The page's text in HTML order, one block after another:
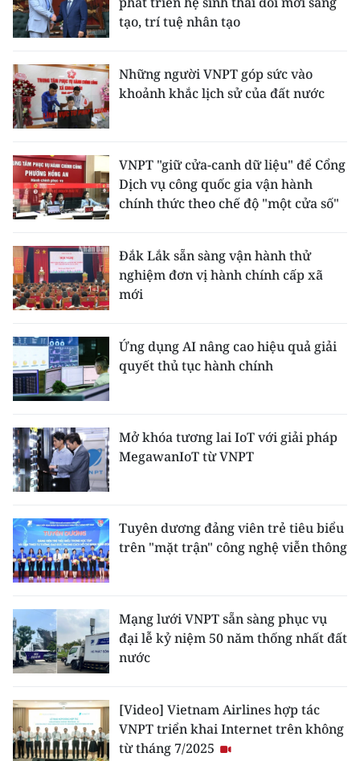
CHUYÊN ĐỀ
CÁC CHUYÊN TRANG
VỀ BÁO NHÂN DÂN
THỜI NAY
NHÂN DÂN CUỐI TUẦN
MUA BÁO
ENGLISH
FRANÇAIS
РУССКИЙ
ESPAÑOL
한국어
tạo, trí tuệ nhân tạo
Những người VNPT góp sức vào
khoảnh khắc lịch sử của đất nước
VNPT "giữ cửa-canh dữ liệu" để Cổng
Dịch vụ công quốc gia vận hành
chính thức theo chế độ "một cửa số"
Đắk Lắk sẵn sàng vận hành thử
nghiệm đơn vị hành chính cấp xã
mới
Ứng dụng AI nâng cao hiệu quả giải
quyết thủ tục hành chính
Mở khóa tương lai IoT với giải pháp
MegawanIoT từ VNPT
Tuyên dương đảng viên trẻ tiêu biểu
trên "mặt trận" công nghệ viễn thông
Mạng lưới VNPT sẵn sàng phục vụ
đại lễ kỷ niệm 50 năm thống nhất đất
nước
[Video] Vietnam Airlines hợp tác
VNPT triển khai Internet trên không
từ tháng 7/2025